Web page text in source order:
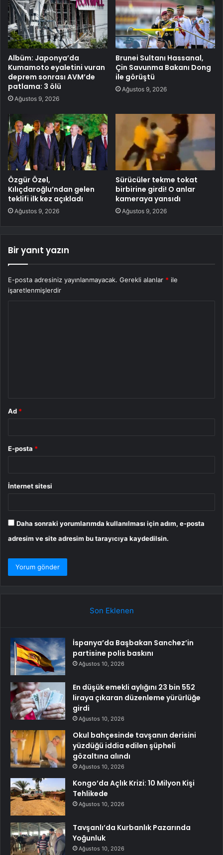
Albüm: Japonya’da
Kumamoto eyaletini vuran
deprem sonrası AVM’de
patlama: 3 ölü
Ağustos 9, 2026
Brunei Sultanı Hassanal,
Çin Savunma Bakanı Dong
ile görüştü
Ağustos 9, 2026
Özgür Özel,
Kılıçdaroğlu’ndan gelen
teklifi ilk kez açıkladı
Ağustos 9, 2026
Sürücüler tekme tokat
birbirine girdi! O anlar
kameraya yansıdı
Ağustos 9, 2026
Bir yanıt yazın
E-posta adresiniz yayınlanmayacak. Gerekli alanlar * ile
işaretlenmişlerdir
Ad *
E-posta *
İnternet sitesi
Daha sonraki yorumlarımda kullanılması için adım, e-posta
adresim ve site adresim bu tarayıcıya kaydedilsin.
Son Eklenen
İspanya’da Başbakan Sanchez’in
partisine polis baskını
Ağustos 10, 2026
En düşük emekli aylığını 23 bin 552
liraya çıkaran düzenleme yürürlüğe
girdi
Ağustos 10, 2026
Okul bahçesinde tavşanın derisini
yüzdüğü iddia edilen şüpheli
gözaltına alındı
Ağustos 10, 2026
Kongo’da Açlık Krizi: 10 Milyon Kişi
Tehlikede
Ağustos 10, 2026
Tavşanlı’da Kurbanlık Pazarında
Yoğunluk
Ağustos 10, 2026